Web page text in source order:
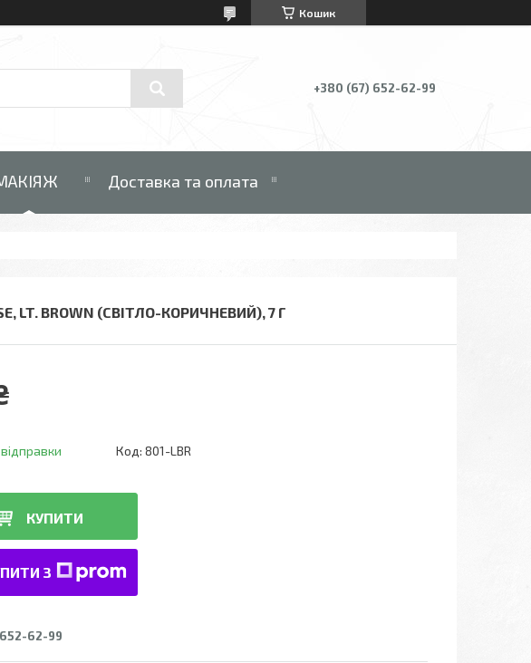
Кошик
+380 (67) 652-62-99
Доставка та оплата
LT. BROWN (СВІТЛО-КОРИЧНЕВИЙ), 7 Г
Код: 801-LBR
КУПИТИ
З
62-99